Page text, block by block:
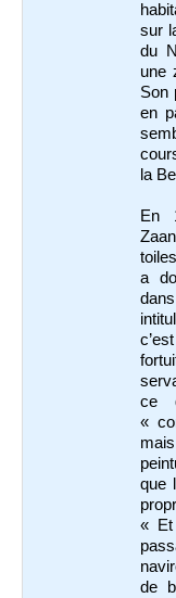
sur
du
une
Son
en
la
En
a
ce
«
que
« Et
de